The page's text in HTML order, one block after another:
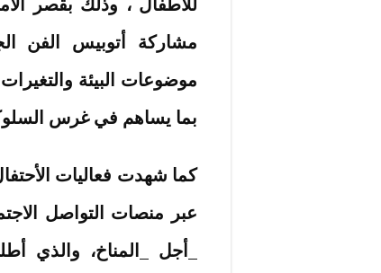
مشاركة أتوبيس الفن
موضوعات البيئة
بما يساهم في غرس
كما شهدت فعاليات
عبر منصات التواصل
_أجل _المناخ، والذي